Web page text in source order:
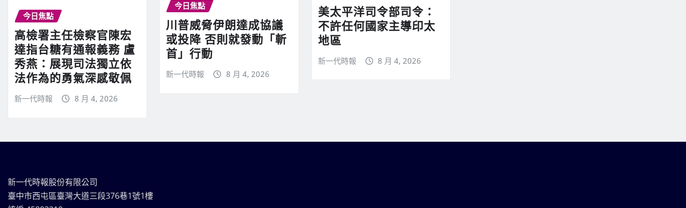
今日焦點
高檢署主任檢察官陳宏
達指台糖有通報義務 盧
秀燕：展現司法獨立依
法作為的勇氣深感敬佩
新一代時報 8 月 4, 2026
今日焦點
川普威脅伊朗達成協議
或投降 否則就發動「斬
首」行動
新一代時報 8 月 4, 2026
美太平洋司令部司令：
不許任何國家主導印太
地區
新一代時報 8 月 4, 2026
新一代時報股份有限公司
臺中市西屯區臺灣大道三段376巷1號1樓